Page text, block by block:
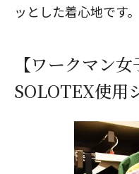
ッとした着心地です。
【ワークマン
SOLOTEX使用